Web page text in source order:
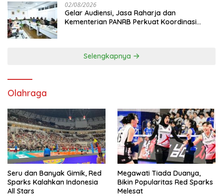
02/08/2026
Gelar Audiensi, Jasa Raharja dan
Kementerian PANRB Perkuat Koordinasi
Selengkapnya
Olahraga
Seru dan Banyak Gimik, Red
Sparks Kalahkan Indonesia
All Stars
Megawati Tiada Duanya,
Bikin Popularitas Red Sparks
Melesat